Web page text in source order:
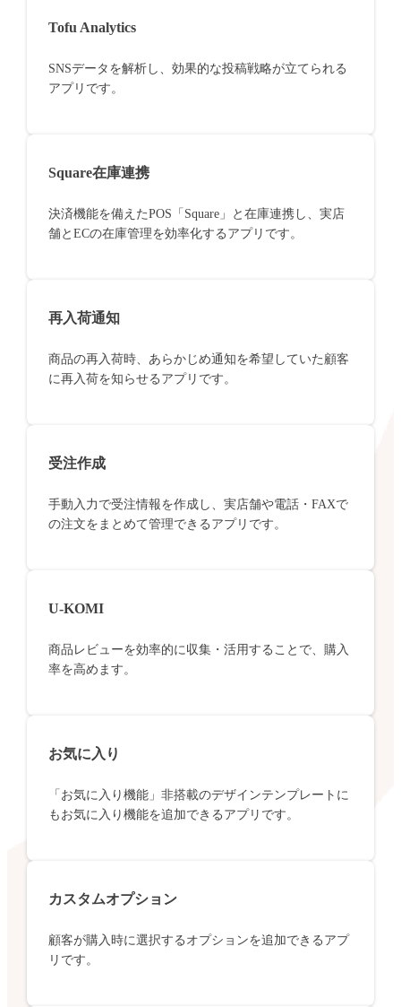
Tofu Analytics
SNSデータを解析し、効果的な投稿戦略が立てられる
アプリです。
Square在庫連携
決済機能を備えたPOS「Square」と在庫連携し、実店
舗とECの在庫管理を効率化するアプリです。
再入荷通知
商品の再入荷時、あらかじめ通知を希望していた顧客
に再入荷を知らせるアプリです。
受注作成
手動入力で受注情報を作成し、実店舗や電話・FAXで
の注文をまとめて管理できるアプリです。
U-KOMI
商品レビューを効率的に収集・活用することで、購入
率を高めます。
お気に入り
「お気に入り機能」非搭載のデザインテンプレートに
もお気に入り機能を追加できるアプリです。
カスタムオプション
顧客が購入時に選択するオプションを追加できるアプ
リです。